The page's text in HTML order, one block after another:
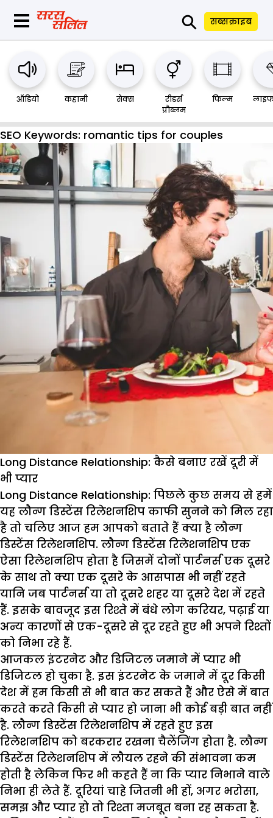
⚲ सब्सक्राइब
ऑडियो कहानी सेक्स
रीडर्स
प्रौब्लम
फिल्म
SEO Keywords: romantic tips for couples
Long Distance Relationship: कैसे बनाए रखें दूरी में
भी प्यार
Long Distance Relationship: पिछले कुछ समय से हमें
यह लौन्ग डिस्टेंस रिलेशनशिप काफी सुनने को मिल रहा
है तो चलिए आज हम आपको बताते हैं क्या है लौन्ग
डिस्टेंस रिलेशनशिप. लौन्ग डिस्टेंस रिलेशनशिप एक
ऐसा रिलेशनशिप होता है जिसमें दोनों पार्टनर्स एक दूसरे
के साथ तो क्या एक दूसरे के आसपास भी नहीं रहते
यानि जब पार्टनर्स या तो दूसरे शहर या दूसरे देश में रहते
हैं. इसके बावजूद इस रिश्ते में बंधे लोग करियर, पढ़ाई या
अन्य कारणों से एक-दूसरे से दूर रहते हुए भी अपने रिश्तों
को निभा रहे हैं.
आजकल इंटरनेट और डिजिटल जमाने में प्यार भी
डिजिटल हो चुका है. इस इंटरनेट के जमाने में दूर किसी
देश में हम किसी से भी बात कर सकते हैं और ऐसे में बात
करते करते किसी से प्यार हो जाना भी कोई बड़ी बात नहीं
है. लौन्ग डिस्टेंस रिलेशनशिप में रहते हुए इस
रिलेशनशिप को बरकरार रखना चैलेंजिंग होता है. लौन्ग
डिस्टेंस रिलेशनशिप में लौयल रहने की संभावना कम
होती है लेकिन फिर भी कहते हैं ना कि प्यार निभाने वाले
निभा ही लेते हैं. दूरियां चाहे जितनी भी हों, अगर भरोसा,
समझ और प्यार हो तो रिश्ता मजबूत बना रह सकता है.